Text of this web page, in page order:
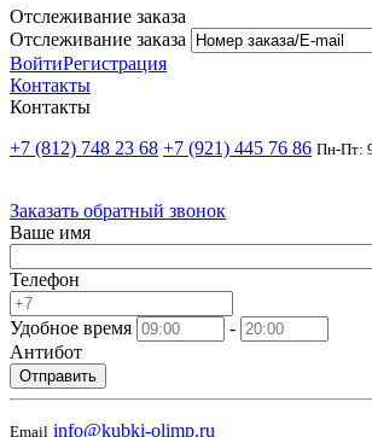
Отслеживание заказа
Отслеживание заказа
ВойтиРегистрация
Контакты
Контакты
+7 (812) 748 23 68 +7 (921) 445 76 86 Пн-Пт:
Заказать обратный звонок
Ваше имя
Телефон
Удобное время
-
Антибот
Отправить
Email info@kubki-olimp.ru